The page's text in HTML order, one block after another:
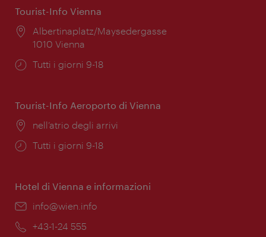
Tourist-Info Vienna
Posizione:
Albertinaplatz/Maysedergasse
1010 Vienna
Orari
Tutti i giorni 9-18
Tourist-Info Aeroporto di Vienna
Posizione:
nell’atrio degli arrivi
Orari
Tutti i giorni 9-18
Hotel di Vienna e informazioni
Email:
info@wien.info
Telefono:
+43-1-24 555